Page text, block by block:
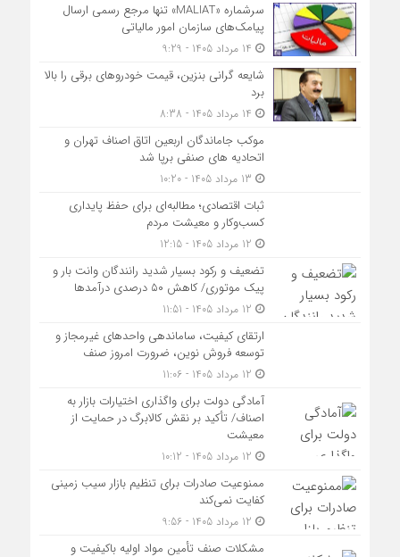
سرشماره «MALIAT» تنها مرجع رسمی ارسال
پیامک‌های سازمان امور مالیاتی
شایعه گرانی بنزین، قیمت خودروهای برقی را بالا
برد
موکب جاماندگان اربعین اتاق اصناف تهران و
اتحادیه های صنفی برپا شد
ثبات اقتصادی؛ مطالبه‌ای برای حفظ پایداری
کسب‌وکار و معیشت مردم
تضعیف و رکود بسیار شدید رانندگان وانت بار و
پیک موتوری/ کاهش ۵۰ درصدی درآمدها
ارتقای کیفیت، ساماندهی واحدهای غیرمجاز و
توسعه فروش نوین، ضرورت امروز صنف
آمادگی دولت برای واگذاری اختیارات بازار به
اصناف/ تأکید بر نقش کالابرگ در حمایت از
معیشت
ممنوعیت صادرات برای تنظیم بازار سیب زمینی
کفایت نمی‌کند
مشکلات صنف تأمین مواد اولیه باکیفیت و